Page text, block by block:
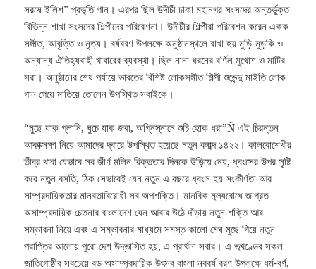
সরষে ইলিশ” প্রভৃতি গান। এরপর ছিল উদীচী ঢাকা মহানগর সংসদের অন্তর্ভুক্ত
বিভিন্ন শাখা সংসদের শিল্পীদের পরিবেশনা। উদীচীর শিল্পীরা পরিবেশন করেন একক
সঙ্গীত, আবৃত্তি ও নৃত্য। বর্ষবরণ উপলক্ষে অনুষ্ঠানস্থলে রাখা হয় মুড়ি-মুড়কি ও
অন্যান্য ঐতিহ্যবাহী খাবারের ব্যবস্থা। ছিল নানা ধরনের বর্ণিল মুখোশ ও মাটির
সরা। অনুষ্ঠানের শেষ পর্যায়ে ভারতের বিশিষ্ট লোকসঙ্গীত শিল্পী শুভেন্দু মাইতি লোক
গান গেয়ে মাতিয়ে তোলেন উপস্থিত সবাইকে।
“মুছে যাক গ্লানি, ঘুচে যাক জরা, অগ্নিস্নানে শুচি হোক ধরা”Ñ এই চিরন্তন
আকাক্সক্ষা নিয়ে আমাদের দ্বারে উপস্থিত হয়েছে নতুন বঙ্গাব্দ ১৪২২। কালবোশেখীর
তীব্র থাবা যেভাবে সব জীর্ণ মলিন রিক্ততার দিনকে উড়িয়ে নেয়, ধ্বংসের উপর সৃষ্টি
করে নতুন বসতি, ঠিক সেভাবেই যেন নতুন এ বছরে ধ্বংস হয় সংকীর্ণতা আর
সাম্প্রদায়িকতার মানবতাবিরোধী সব অপশক্তি। মানবিক মূল্যবোধে জাগ্রত
অসাম্প্রদায়িক চেতনার বাংলাদেশ যেন আবার উঠে দাঁড়ায় নতুন শক্তি আর
সম্ভাবনা নিয়ে এবং এ সম্ভাবনার মাধ্যমে সমস্ত কালো মেঘ মুছে গিয়ে নতুন
প্রাপ্তির আলোয় পুরো দেশ উদ্ভাসিত হয়, এ প্রার্থনা সবার। এ ভূখণ্ডের সকল
জাতিগোষ্ঠীর সবচেয়ে বড় অসাম্প্রদায়িক উৎসব বাংলা নববর্ষ বরণ উপলক্ষে ধর্ম-বর্ণ,